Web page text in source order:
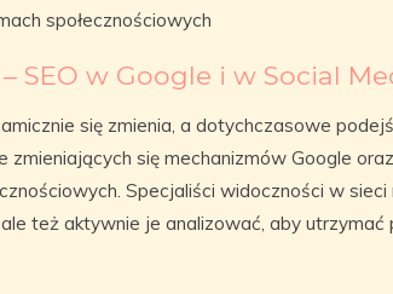
społecznościowych
SEO w Google i w Social
się zmienia, a dotychczasowe
zmieniających się mechanizmów Google
Specjaliści widoczności w sieci
też aktywnie je analizować, aby utrzymać